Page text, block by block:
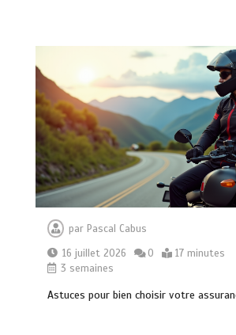
parPascal Cabus
16 juillet 2026
0
17 minutes
3 semaines
Astuces pour bien choisir votre
les avantages d’un
17 minutes